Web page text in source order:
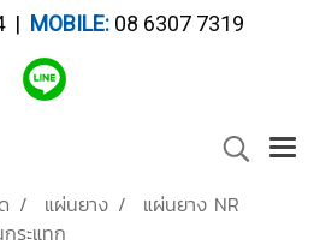
| MOBILE: 08 6307 7319
แผ่นยาง
แผ่นยาง NR
ระแทก